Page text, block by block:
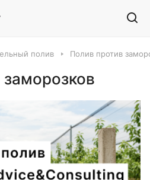
полив Полив против